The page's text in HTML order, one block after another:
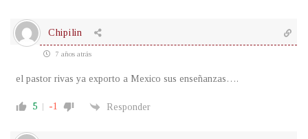
Chipilin
7 años atrás
el pastor rivas ya exporto a Mexico sus enseñanzas….
5 -1 Responder